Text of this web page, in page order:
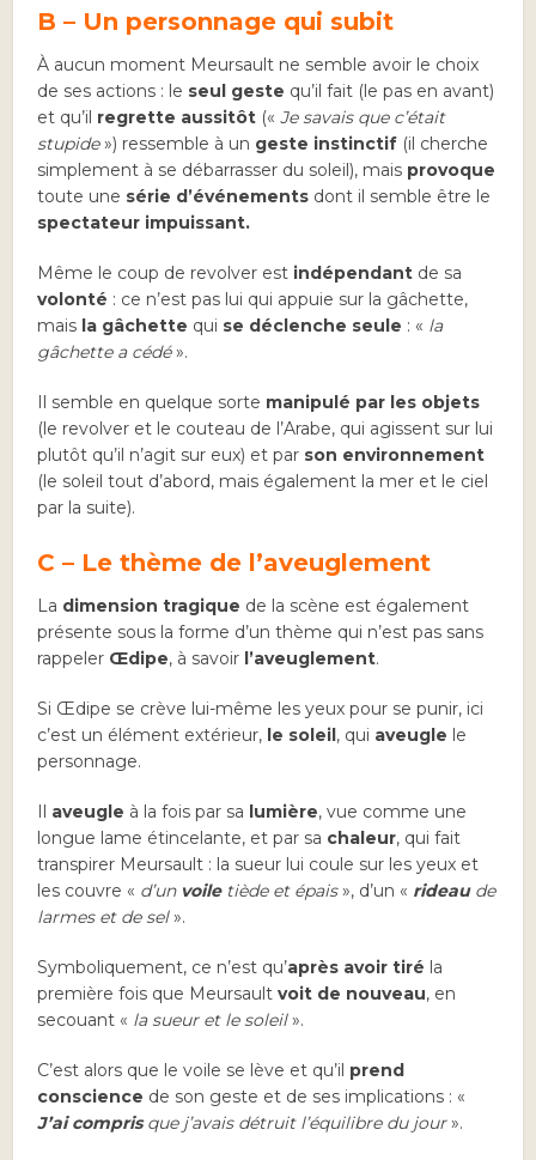
B – Un personnage qui subit
À aucun moment Meursault ne semble avoir le choix
de ses actions : le seul geste qu’il fait (le pas en avant)
et qu’il regrette aussitôt («Je savais que c’était
stupide») ressemble à un geste instinctif (il cherche
simplement à se débarrasser du soleil), mais provoque
toute une série d’événements dont il semble être le
spectateur impuissant.
Même le coup de revolver est indépendant de sa
volonté : ce n’est pas lui qui appuie sur la gâchette,
mais la gâchette qui se déclenche seule : « la
gâchette a cédé».
Il semble en quelque sorte manipulé par les objets
(le revolver et le couteau de l’Arabe, qui agissent sur lui
plutôt qu’il n’agit sur eux) et par son environnement
(le soleil tout d’abord, mais également la mer et le ciel
par la suite).
C – Le thème de l’aveuglement
La dimension tragique de la scène est également
présente sous la forme d’un thème qui n’est pas sans
rappeler Œdipe, à savoir l’aveuglement.
Si Œdipe se crève lui-même les yeux pour se punir, ici
c’est un élément extérieur, le soleil, qui aveugle le
personnage.
Il aveugle à la fois par sa lumière, vue comme une
longue lame étincelante, et par sa chaleur, qui fait
transpirer Meursault : la sueur lui coule sur les yeux et
les couvre « d’unvoiletiède et épais», d’un « rideaude
larmes et de sel».
Symboliquement, ce n’est qu’après avoir tiré la
première fois que Meursaultvoit de nouveau, en
secouant « la sueur et le soleil».
C’est alors que le voile se lève et qu’il prend
conscience de son geste et de ses implications : «
J’ai comprisque j’avais détruit l’équilibre du jour».